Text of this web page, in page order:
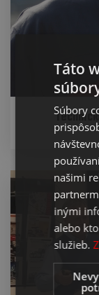
Táto
Súbory
našimi
inými
alebo
služieb.